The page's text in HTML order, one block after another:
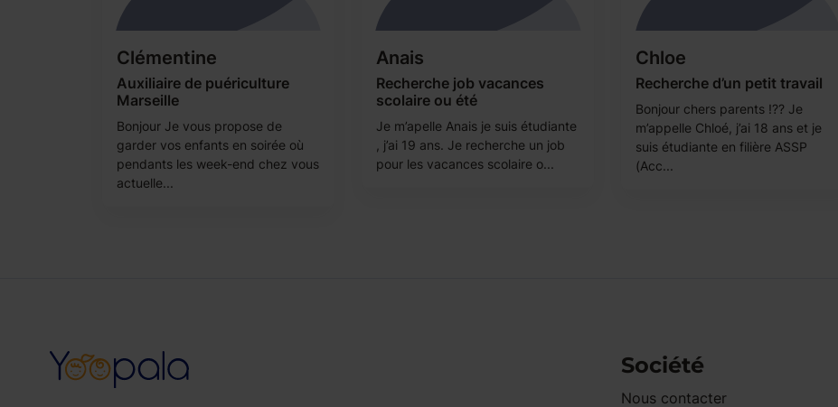
Clémentine
Auxiliaire de puériculture
Marseille
Bonjour Je vous propose de
garder vos enfants en soirée où
pendants les week-end chez vous
actuelle...
Anais
Recherche job vacances
scolaire ou été
Je m’apelle Anais je suis étudiante
, j’ai 19 ans. Je recherche un job
pour les vacances scolaire o...
Chloe
Recherche d’un petit travail
Bonjour chers parents !?? Je
m’appelle Chloé, j’ai 18 ans et je
suis étudiante en filière ASSP
(Acc...
Société
Nous contacter